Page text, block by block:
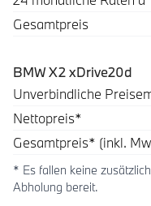
Gesamtpreis
BMW X2 xDrive20d
Beschreibung Betrag
Unverbindliche
Nettopreis*
Gesamtpreis* (inkl.
* Es fallen keine
Abholung bereit.